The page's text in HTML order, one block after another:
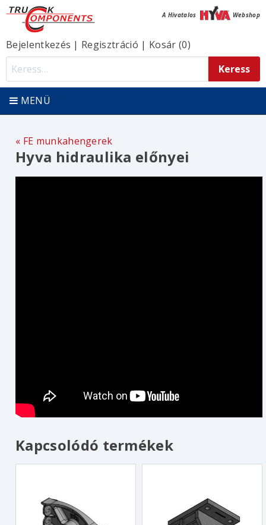
A Hivatalos Webshop
Bejelentkezés | Regisztráció | Kosár (0)
MENÜ
FE munkahengerek
Hyva hidraulika előnyei
Kapcsolódó termékek